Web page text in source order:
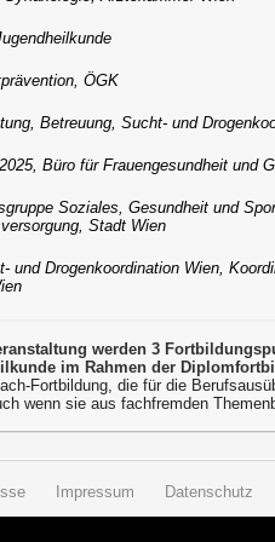
ÖGK
Betreuung, Sucht- und
Büro für Frauengesundheit und
Soziales, Gesundheit und
Stadt Wien
und Drogenkoordination Wien,
werden 3
im Rahmen der
Fortbildung, die für die
wenn sie aus fachfremden
Impressum Datenschutz